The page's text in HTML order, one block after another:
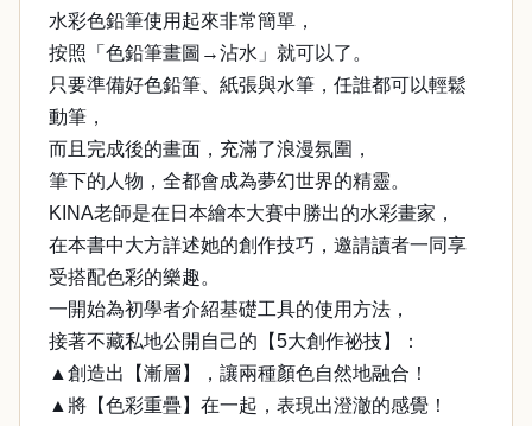
水彩色鉛筆使用起來非常簡單，
按照「色鉛筆畫圖→沾水」就可以了。
只要準備好色鉛筆、紙張與水筆，任誰都可以輕鬆
動筆，
而且完成後的畫面，充滿了浪漫氛圍，
筆下的人物，全都會成為夢幻世界的精靈。
KINA老師是在日本繪本大賽中勝出的水彩畫家，
在本書中大方詳述她的創作技巧，邀請讀者一同享
受搭配色彩的樂趣。
一開始為初學者介紹基礎工具的使用方法，
接著不藏私地公開自己的【5大創作祕技】：
▲創造出【漸層】，讓兩種顏色自然地融合！
▲將【色彩重疊】在一起，表現出澄澈的感覺！